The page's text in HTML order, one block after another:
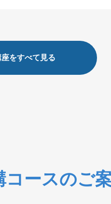
座をすべて見る
コースのご